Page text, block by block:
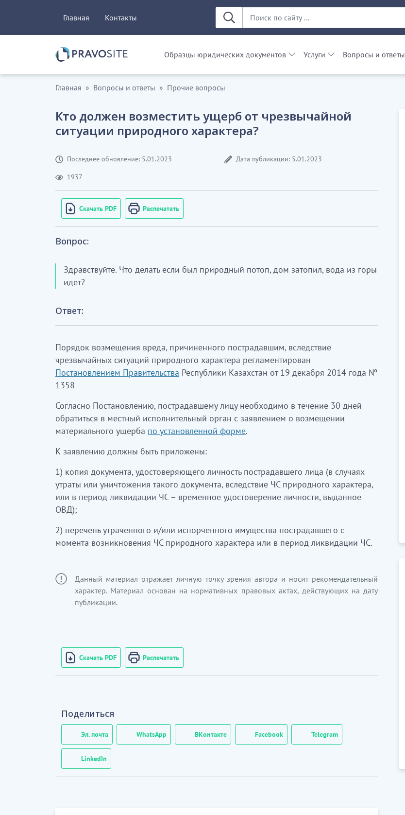
Главная Контакты
Образцы юридических документов Услуги Вопросы и ответы
Главная Вопросы и ответы Прочие вопросы
Кто должен возместить ущерб от чрезвычайной
ситуации природного характера?
Последнее обновление: 5.01.2023 Дата публикации: 5.01.2023
1937
Скачать PDF Распечатать
Вопрос:
Здравствуйте. Что делать если был природный потоп, дом затопил, вода из горы
идет?
Ответ:
Порядок возмещения вреда, причиненного пострадавшим, вследствие
чрезвычайных ситуаций природного характера регламентирован
Постановлением Правительства Республики Казахстан от 19 декабря 2014 года №
1358
Согласно Постановлению, пострадавшему лицу необходимо в течение 30 дней
обратиться в местный исполнительный орган с заявлением о возмещении
материального ущерба по установленной форме.
К заявлению должны быть приложены:
1) копия документа, удостоверяющего личность пострадавшего лица (в случаях
утраты или уничтожения такого документа, вследствие ЧС природного характера,
или в период ликвидации ЧС – временное удостоверение личности, выданное
ОВД);
2) перечень утраченного и/или испорченного имущества пострадавшего с
момента возникновения ЧС природного характера или в период ликвидации ЧС.
Данный материал отражает личную точку зрения автора и носит рекомендательный
характер. Материал основан на нормативных правовых актах, действующих на дату
публикации.
Скачать PDF Распечатать
Поделиться
Эл. почта WhatsApp ВКонтакте Facebook Telegram
LinkedIn